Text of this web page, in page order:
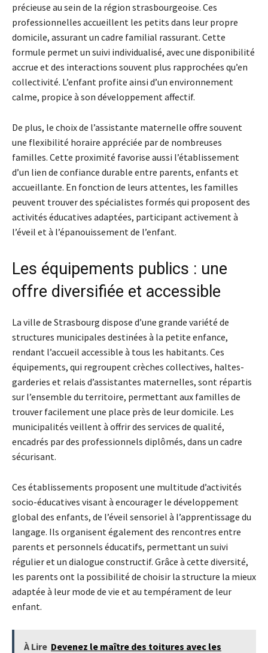
précieuse au sein de la région strasbourgeoise. Ces
professionnelles accueillent les petits dans leur propre
domicile, assurant un cadre familial rassurant. Cette
formule permet un suivi individualisé, avec une disponibilité
accrue et des interactions souvent plus rapprochées qu’en
collectivité. L’enfant profite ainsi d’un environnement
calme, propice à son développement affectif.
De plus, le choix de l’assistante maternelle offre souvent
une flexibilité horaire appréciée par de nombreuses
familles. Cette proximité favorise aussi l’établissement
d’un lien de confiance durable entre parents, enfants et
accueillante. En fonction de leurs attentes, les familles
peuvent trouver des spécialistes formés qui proposent des
activités éducatives adaptées, participant activement à
l’éveil et à l’épanouissement de l’enfant.
Les équipements publics : une
offre diversifiée et accessible
La ville de Strasbourg dispose d’une grande variété de
structures municipales destinées à la petite enfance,
rendant l’accueil accessible à tous les habitants. Ces
équipements, qui regroupent crèches collectives, haltes-
garderies et relais d’assistantes maternelles, sont répartis
sur l’ensemble du territoire, permettant aux familles de
trouver facilement une place près de leur domicile. Les
municipalités veillent à offrir des services de qualité,
encadrés par des professionnels diplômés, dans un cadre
sécurisant.
Ces établissements proposent une multitude d’activités
socio-éducatives visant à encourager le développement
global des enfants, de l’éveil sensoriel à l’apprentissage du
langage. Ils organisent également des rencontres entre
parents et personnels éducatifs, permettant un suivi
régulier et un dialogue constructif. Grâce à cette diversité,
les parents ont la possibilité de choisir la structure la mieux
adaptée à leur mode de vie et au tempérament de leur
enfant.
À Lire Devenez le maître des toitures avec les